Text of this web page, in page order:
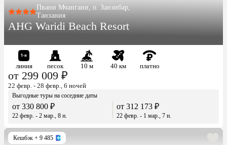
Пвани Мчангани, о. Занзибар,
Танзания
AHG Waridi Beach Resort
линия песок 10 м 40 км платно
от 299 009 ₽
22 февр. - 28 февр., 6 ночей
Выгодные туры на соседние даты
от 330 800 ₽
22 февр. - 2 мар., 8 н.
от 312 173 ₽
22 февр. - 1 мар., 7 н.
Кешбэк + 9 485